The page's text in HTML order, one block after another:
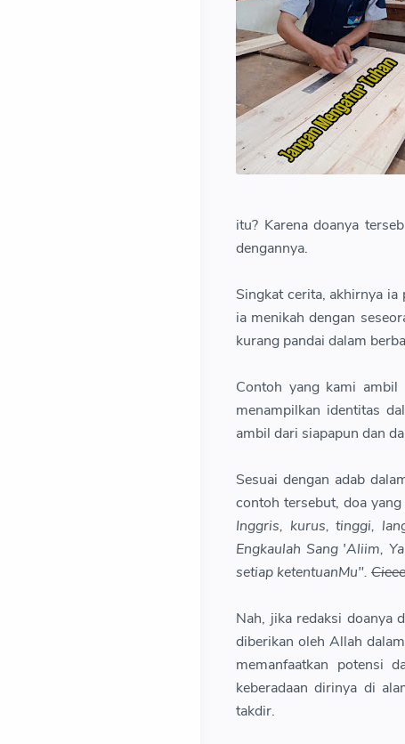
itu? Karena doanya
dengannya.
Singkat cerita, akhirnya
ia menikah dengan
kurang pandai dalam
Contoh yang kami
menampilkan identitas
ambil dari siapapun dan
Sesuai dengan adab
contoh tersebut, doa
Inggris, kurus, tinggi,
Engkaulah Sang 'Aliim,
setiap ketentuanMu".
Nah, jika redaksi doanya
diberikan oleh Allah
memanfaatkan potensi
keberadaan dirinya di
takdir.